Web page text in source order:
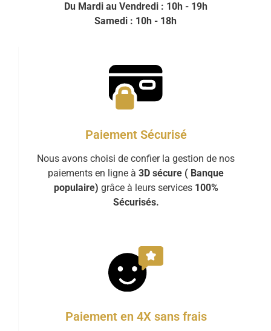
Du Mardi au Vendredi : 10h - 19h
Samedi : 10h - 18h
Paiement Sécurisé
Nous avons choisi de confier la gestion de nos
paiements en ligne à 3D sécure ( Banque
populaire) grâce à leurs services 100%
Sécurisés.
Paiement en 4X sans frais